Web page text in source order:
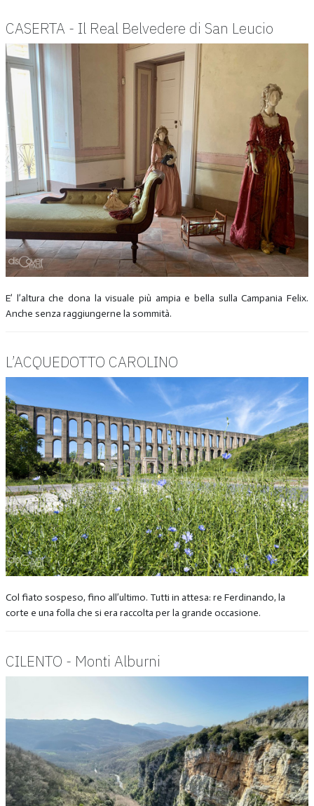
CASERTA - Il Real Belvedere di San Leucio
E’ l’altura che dona la visuale più ampia e bella sulla Campania Felix.
Anche senza raggiungerne la sommità.
L’ACQUEDOTTO CAROLINO
Col fiato sospeso, fino all’ultimo. Tutti in attesa: re Ferdinando, la
corte e una folla che si era raccolta per la grande occasione.
CILENTO - Monti Alburni